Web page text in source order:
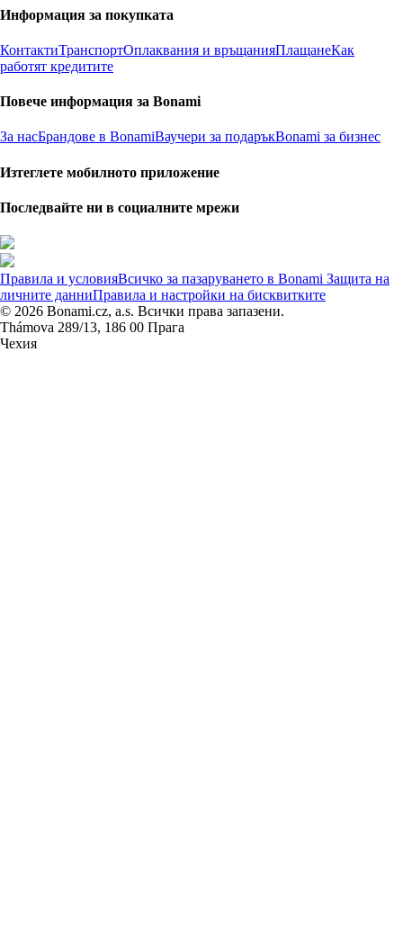
Информация за покупката
КонтактиТранспортОплаквания и връщанияПлащанеКак
работят кредитите
Повече информация за Bonami
За насБрандове в BonamiВаучери за подаръкBonami за бизнес
Изтеглете мобилното приложение
Последвайте ни в социалните мрежи
Правила и условияВсичко за пазаруването в Bonami Защита на
личните данниПравила и настройки на бисквитките
© 2026 Bonami.cz, a.s. Всички права запазени.
Thámova 289/13, 186 00 Прага
Чехия